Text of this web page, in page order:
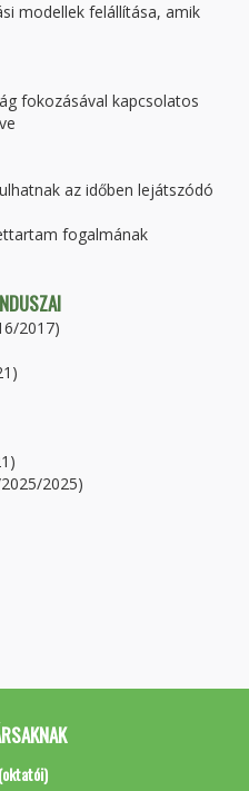
modellek felállítása, amik
fokozásával kapcsolatos
az időben lejátszódó
fogalmának
2017)
2025)